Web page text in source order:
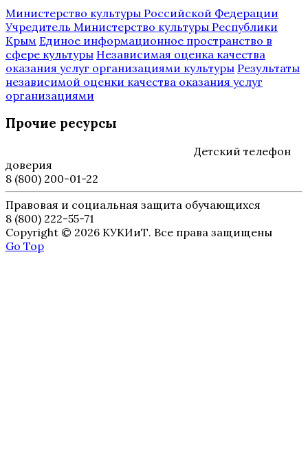
Министерство культуры Российской Федерации
Учредитель Министерство культуры Республики
Крым Единое информационное пространство в
сфере культуры Независимая оценка качества
оказания услуг организациями культуры Результаты
независимой оценки качества оказания услуг
организациями
Прочие ресурсы
Детский телефон
доверия
8 (800) 200-01-22
Правовая и социальная защита обучающихся
8 (800) 222-55-71
Copyright © 2026 КУКИиТ. Все права защищены
Go Top